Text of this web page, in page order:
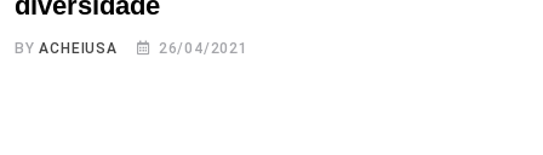
BYACHEIUSA 26/04/2021